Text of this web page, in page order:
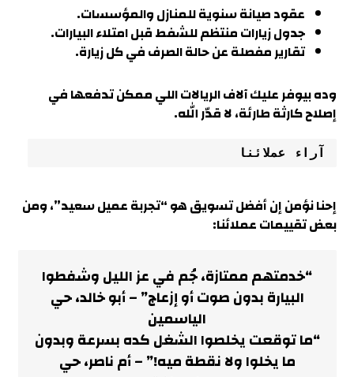
عقود صيانة سنوية للمنازل والمؤسسات.
جدول زيارات منتظم للشفط قبل امتلاء البيارات.
تقارير مفصلة عن حالة الصرف في كل زيارة.
وده بيوفر عليك آلاف الريالات اللي ممكن تدفعها في
إصلاح كارثة طارئة، لا قدّر الله.
آراء عملائنا
إحنا نؤمن إن أفضل تسويق هو “تجربة عميل سعيد”، ومن
بعض تقييمات عملائنا:
“خدمتهم ممتازة، جُم في عز الليل وشفطوا
البيارة بدون صوت أو إزعاج” – أبو خالد، حي
الياسمين
“ما توقعت يخلصوا الشغل كده بسرعة وبدون
ما يخلوا ولا نقطة ميه!” – أم ناصر، حي